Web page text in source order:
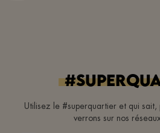
Utilisez le #superquartier et qui sait,
verrons sur nos